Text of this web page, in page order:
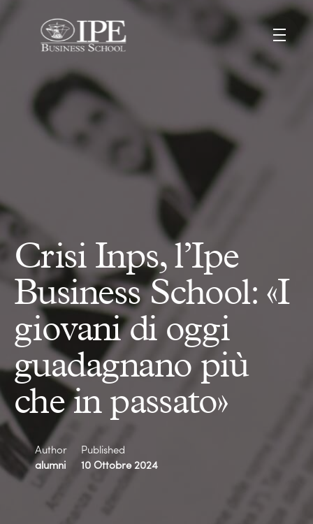
Crisi Inps, l’Ipe
Business School: «I
giovani di oggi
guadagnano più
che in passato»
Author
alumni
Published
10 Ottobre 2024